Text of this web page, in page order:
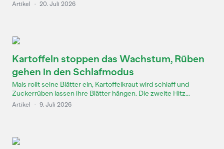
Artikel · 20. Juli 2026
Kartoffeln stoppen das Wachstum, Rüben
gehen in den Schlafmodus
Mais rollt seine Blätter ein, Kartoffelkraut wird schlaff und
Zuckerrüben lassen ihre Blätter hängen. Die zweite Hitz...
Artikel · 9. Juli 2026